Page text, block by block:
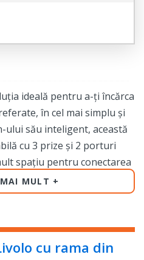
ideală pentru a-ți încărca
în cel mai simplu și
său inteligent, această
cu 3 prize și 2 porturi
spațiu pentru conectarea
folosit în orice colț al
și cablul gros de
MULT
cu rama din